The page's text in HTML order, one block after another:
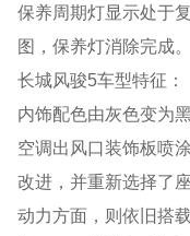
保养周期灯显示处于
图，保养灯消除完成。
长城风骏5车型特征：
内饰配色由灰色变为
空调出风口装饰板喷
改进，并重新选择了
动力方面，则依旧搭